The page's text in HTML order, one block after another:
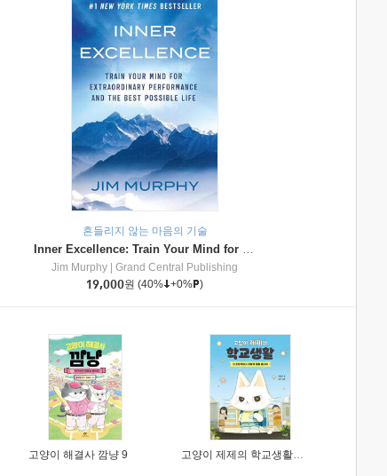
흔들리지 않는 마음의 기술
Inner Excellence: Train Your Mind for Extraordinary Performance and the Best Possible Life
Jim Murphy
Grand Central Publishing
19,000원 (40% +0% )
고양이 해결사 깜냥 9 고양이 제제의 학교생활 1 : 초등학생이 이렇게 힘들 줄이야